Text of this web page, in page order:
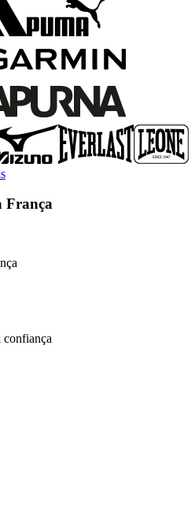
França
confiança